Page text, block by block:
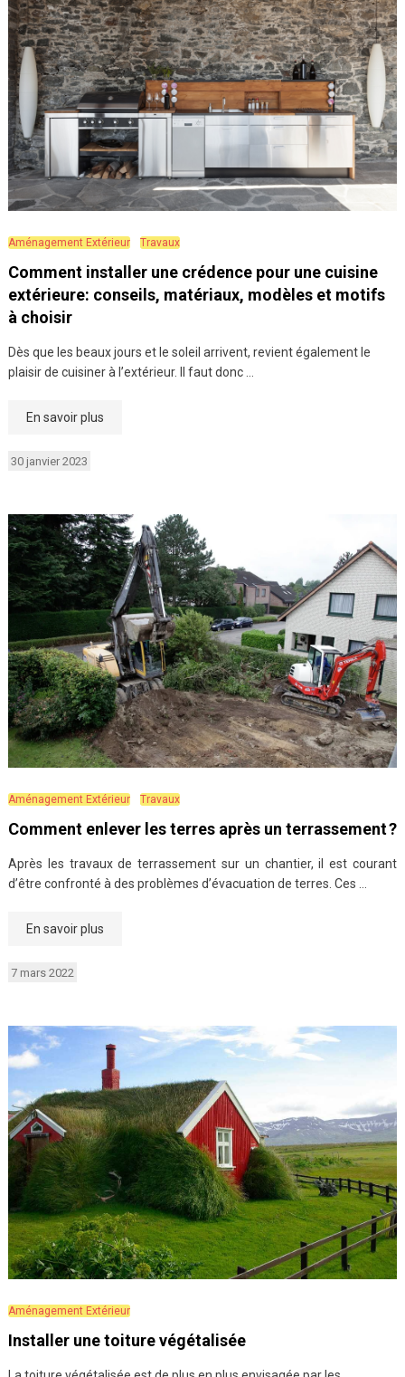
Aménagement Extérieur Travaux
Comment installer une crédence pour une cuisine
extérieure: conseils, matériaux, modèles et motifs
à choisir
Dès que les beaux jours et le soleil arrivent, revient également le
plaisir de cuisiner à l’extérieur. Il faut donc …
En savoir plus
30 janvier 2023
Aménagement Extérieur Travaux
Comment enlever les terres après un terrassement ?
Après les travaux de terrassement sur un chantier, il est courant
d’être confronté à des problèmes d’évacuation de terres. Ces …
En savoir plus
7 mars 2022
Aménagement Extérieur
Installer une toiture végétalisée